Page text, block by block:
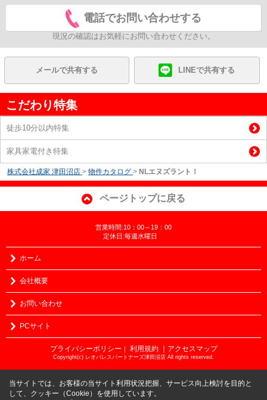
電話でお問い合わせする
現況の確認はお気軽にお問い合わせください。
メールで共有する LINEで共有する
こだわり特集
徒歩10分以内特集
家具家電付き特集
株式会社成家 津田沼店 > 物件カタログ > NLエヌズラントⅠ
ページトップに戻る
営業時間:10：00～19：00
定休日:毎週水曜日
ホーム
会社概要
お問い合わせ
PCサイト
プライバシーポリシー 利用規約 ｜アクセスマップ
Copyright(c) レオパレスパートナーズ津田沼店 All rights reserved.
当サイトでは、お客様の当サイト利用状況把握、サービス向上検討を目的と
して、クッキー（Cookie）を使用しています。